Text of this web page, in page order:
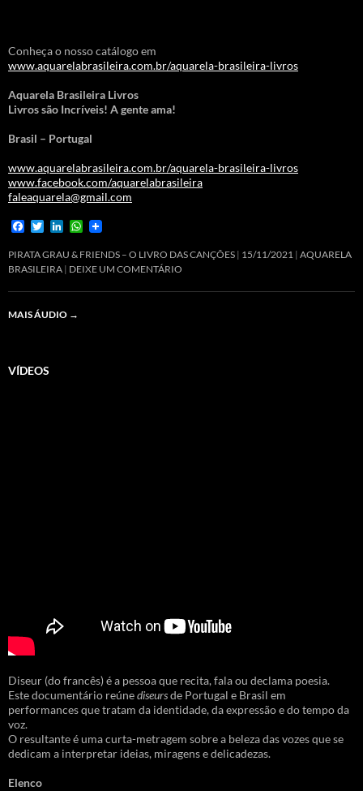
Conheça o nosso catálogo em
www.aquarelabrasileira.com.br/aquarela-brasileira-livros
Aquarela Brasileira Livros
Livros são Incríveis! A gente ama!
Brasil – Portugal
www.aquarelabrasileira.com.br/aquarela-brasileira-livros
www.facebook.com/aquarelabrasileira
faleaquarela@gmail.com
F
c
e
b
o
k
T
i
t
t
e
n
k
e
d
n
W
a
t
s
A
PIRATA GRAU & FRIENDS – O LIVRO DAS CANÇÕES 15/11/2021 AQUARELA
BRASILEIRA DEIXE UM COMENTÁRIO
MAIS ÁUDIO →
VÍDEOS
Diseur (do francês) é a pessoa que recita, fala ou declama poesia.
Este documentário reúnediseursde Portugal e Brasil em
performances que tratam da identidade, da expressão e do tempo da
voz.
O resultante é uma curta-metragem sobre a beleza das vozes que se
dedicam a interpretar ideias, miragens e delicadezas.
Elenco